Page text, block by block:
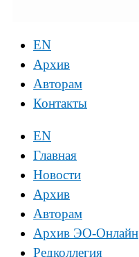
EN
Архив
Авторам
Контакты
EN
Главная
Новости
Архив
Авторам
Архив ЭО-Онлайн
Редколлегия